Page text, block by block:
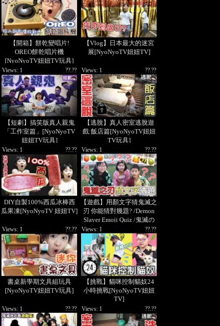
【開箱】餅乾變唱片!
OREO餅乾唱片機
[NyoNyoTV妞妞TV玩具]
【Vlog】日本最大的迷宮
展[NyoNyoTV妞妞TV]
【短劇】搞笑版真人親鬼
「工作室篇」[NyoNyoTV
妞妞TV玩具]
??.??
Views: 1
【逃脫】真人密室逃脫遊
戲:飯店篇[NyoNyoTV妞妞
TV玩具]
??.??
Views: 1
DIY自製100%西瓜冰棒西
瓜果凍[NyoNyoTV 妞妞TV]
??.??
Views: 1
【遊戲】用顏文字猜鬼滅之
刃 你能猜對幾題? /Demon
Slayer Emoji Quiz /鬼滅の
刃のキャラクターを絵文字
で当てよう[NyoNyoTV妞
妞TV]
??.??
Views: 1
書桌新學期文具組玩具
[NyoNyoTV妞妞TV玩具]
??.??
Views: 1
【挑戰】貓咪控制貓奴24
小時挑戰[NyoNyoTV妞妞
TV]
??.??
Views: 1
??.??
Views: 1 ??.??
Views: 1